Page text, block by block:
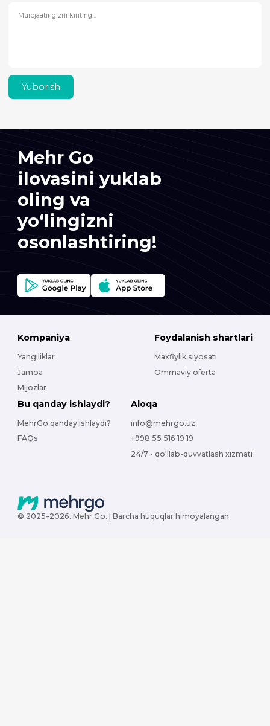
Yuborish
Mehr Go
ilovasini yuklab
oling va
yo‘lingizni
osonlashtiring!
Kompaniya
Yangiliklar
Jamoa
Mijozlar
Foydalanish shartlari
Maxfiylik siyosati
Ommaviy oferta
Bu qanday ishlaydi?
MehrGo qanday ishlaydi?
FAQs
Aloqa
info@mehrgo.uz
+998 55 516 19 19
24/7 - qo‘llab-quvvatlash xizmati
© 2025–2026. Mehr Go. | Barcha huquqlar himoyalangan